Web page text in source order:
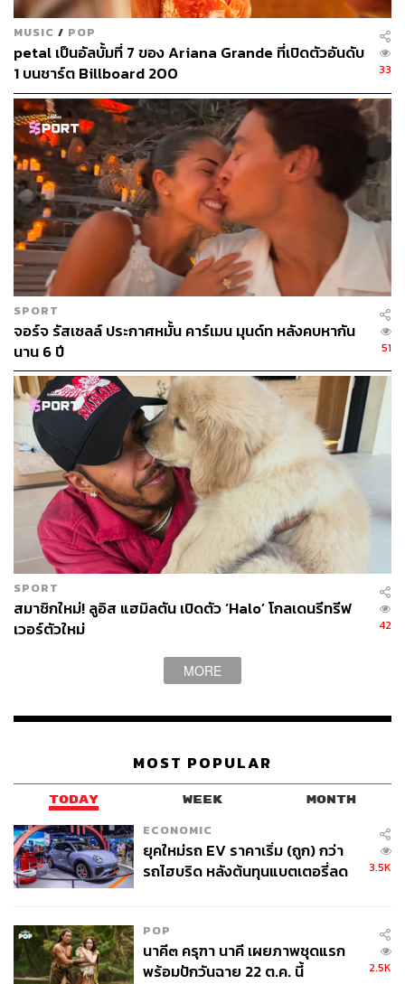
ชีฟส์ เข้าสวมกอดและจูบ เทย์เลอร์ สวิฟต์ ศิลปินชื่อดังและ
แฟนของเขา หลังจากที่คว้าแชมป์ซูเปอร์โบวล์ ครั้งที่ 58
ภาพ:Ezra Shaw / Getty Images
วันที่ 2 มีนาคม 2024 เลอบรอน เจมส์ จากลอสแอนเจลิส เลเก
อร์ส ขึ้นเลย์อัพในเกมพบกับเดนเวอร์ นักเก็ตส์ โดยนี่เป็นแต้ม
ที่ 40,000 ในอาชีพของเขา และกลายเป็นนักบาสเกตบอลคน
แรกในประวัติศาสตร์ NBA ที่ทำคะแนนถึง 40,000 แต้มได้
สำเร็จ โดยจังหวะประวัติศาสตร์ช็อตนี้ถูกถ่ายได้โดย วอลลี
สกาลีจ์ ช่างภาพชื่อดังจากหนังสือพิมพ์ Los Angeles Times
ภาพ:Wally Skalij / Getty Images
MUSIC / POP
petal เป็นอัลบั้มที่ 7 ของ Ariana Grande ที่เปิดตัวอันดับ
1 บนชาร์ต Billboard 200
33
SPORT
จอร์จ รัสเซลล์ ประกาศหมั้น คาร์เมน มุนด์ท หลังคบหากัน
นาน 6 ปี
51
SPORT
สมาชิกใหม่! ลูอิส แฮมิลตัน เปิดตัว ‘Halo’ โกลเดนรีทรีฟ
เวอร์ตัวใหม่
42
MORE
MOST POPULAR
TODAY WEEK MONTH
ECONOMIC
ยุคใหม่รถ EV ราคาเริ่ม (ถูก) กว่า
รถไฮบริด หลังต้นทุนแบตเตอรี่ลด
3.5K
POP
นาคี๓ ครุฑา นาคี เผยภาพชุดแรก
พร้อมปักวันฉาย 22 ต.ค. นี้
2.5K